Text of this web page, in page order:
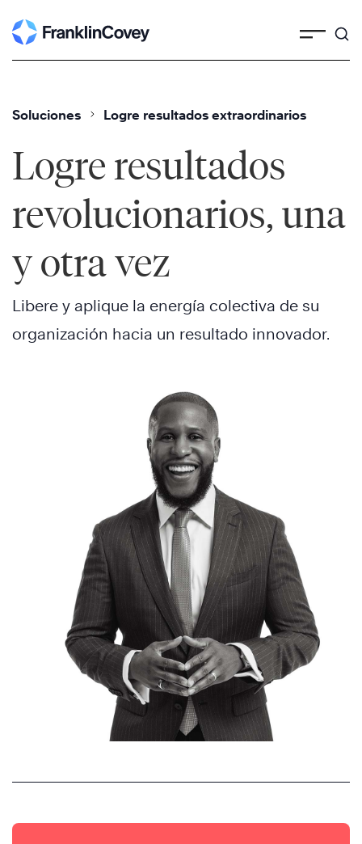
to
Soluciones Logre resultados extraordinarios
Logre resultados
revolucionarios, una
y otra vez
Libere y aplique la energía colectiva de su
organización hacia un resultado innovador.